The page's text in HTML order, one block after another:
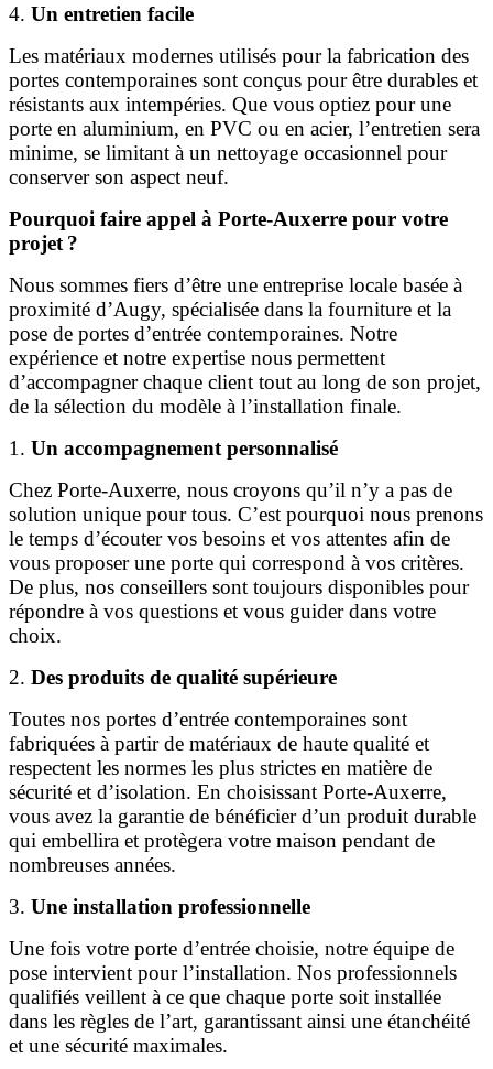
4. Un entretien facile
Les matériaux modernes utilisés pour la fabrication des
portes contemporaines sont conçus pour être durables et
résistants aux intempéries. Que vous optiez pour une
porte en aluminium, en PVC ou en acier, l’entretien sera
minime, se limitant à un nettoyage occasionnel pour
conserver son aspect neuf.
Pourquoi faire appel à Porte-Auxerre pour votre
projet ?
Nous sommes fiers d’être une entreprise locale basée à
proximité d’Augy, spécialisée dans la fourniture et la
pose de portes d’entrée contemporaines. Notre
expérience et notre expertise nous permettent
d’accompagner chaque client tout au long de son projet,
de la sélection du modèle à l’installation finale.
1. Un accompagnement personnalisé
Chez Porte-Auxerre, nous croyons qu’il n’y a pas de
solution unique pour tous. C’est pourquoi nous prenons
le temps d’écouter vos besoins et vos attentes afin de
vous proposer une porte qui correspond à vos critères.
De plus, nos conseillers sont toujours disponibles pour
répondre à vos questions et vous guider dans votre
choix.
2. Des produits de qualité supérieure
Toutes nos portes d’entrée contemporaines sont
fabriquées à partir de matériaux de haute qualité et
respectent les normes les plus strictes en matière de
sécurité et d’isolation. En choisissant Porte-Auxerre,
vous avez la garantie de bénéficier d’un produit durable
qui embellira et protègera votre maison pendant de
nombreuses années.
3. Une installation professionnelle
Une fois votre porte d’entrée choisie, notre équipe de
pose intervient pour l’installation. Nos professionnels
qualifiés veillent à ce que chaque porte soit installée
dans les règles de l’art, garantissant ainsi une étanchéité
et une sécurité maximales.